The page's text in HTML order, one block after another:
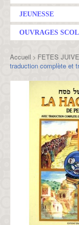
JEUNESSE
OUVRAGES
Accueil > FETES
traduction complète et